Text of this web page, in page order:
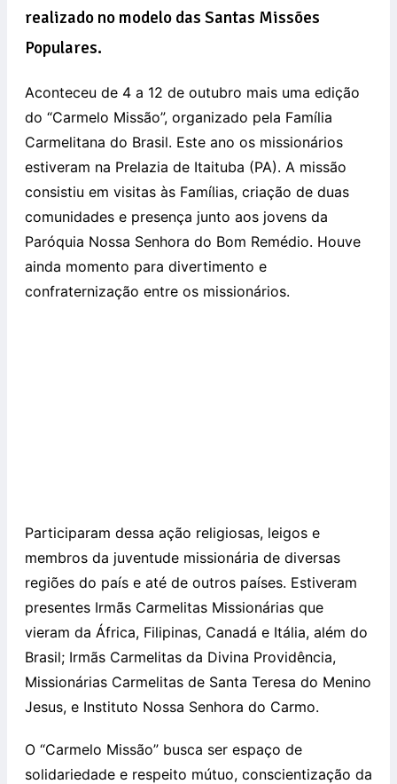
realizado no modelo das Santas Missões
Populares.
Aconteceu de 4 a 12 de outubro mais uma edição
do “Carmelo Missão”, organizado pela Família
Carmelitana do Brasil. Este ano os missionários
estiveram na Prelazia de Itaituba (PA). A missão
consistiu em visitas às Famílias, criação de duas
comunidades e presença junto aos jovens da
Paróquia Nossa Senhora do Bom Remédio. Houve
ainda momento para divertimento e
confraternização entre os missionários.
Participaram dessa ação religiosas, leigos e
membros da juventude missionária de diversas
regiões do país e até de outros países. Estiveram
presentes Irmãs Carmelitas Missionárias que
vieram da África, Filipinas, Canadá e Itália, além do
Brasil; Irmãs Carmelitas da Divina Providência,
Missionárias Carmelitas de Santa Teresa do Menino
Jesus, e Instituto Nossa Senhora do Carmo.
O “Carmelo Missão” busca ser espaço de
solidariedade e respeito mútuo, conscientização da